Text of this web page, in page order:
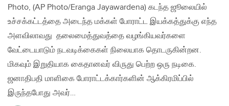
Photo, (AP Photo/Eranga Jayawardena) கடந்த ஜூலையில்
உச்சக்கட்டத்தை அடைந்த மக்கள் போராட்ட இயக்கத்துக்கு எந்த
அளவிலாவது தலைமைத்துவத்தை வழங்கியவர்களை
வேட்டையாடும் நடவடிக்கைகள் நிலையாக தொடருகின்றன.
மிகவும் இறுதியாக கைதானவர் விருது பெற்ற ஒரு நடிகை.
ஜனாதிபதி மாளிகை போராட்டக்கார்களின் ஆக்கிரமிப்பில்
இருந்தபோது அவர்…